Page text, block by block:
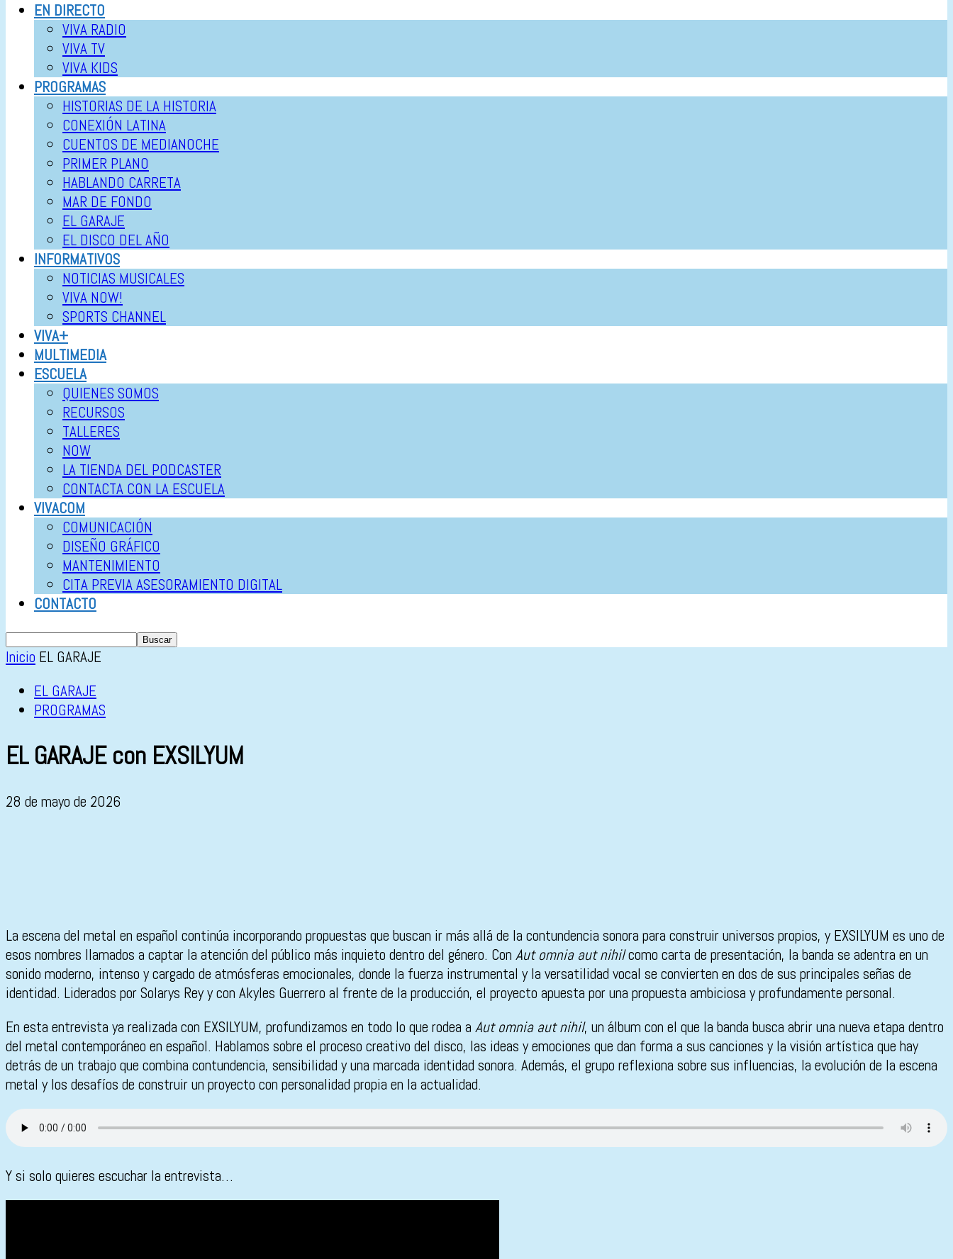
EN DIRECTO
VIVA RADIO
VIVA TV
VIVA KIDS
PROGRAMAS
HISTORIAS DE LA HISTORIA
CONEXIÓN LATINA
CUENTOS DE MEDIANOCHE
PRIMER PLANO
HABLANDO CARRETA
MAR DE FONDO
EL GARAJE
EL DISCO DEL AÑO
INFORMATIVOS
NOTICIAS MUSICALES
VIVA NOW!
SPORTS CHANNEL
VIVA+
MULTIMEDIA
ESCUELA
QUIENES SOMOS
RECURSOS
TALLERES
NOW
LA TIENDA DEL PODCASTER
CONTACTA CON LA ESCUELA
VIVACOM
COMUNICACIÓN
DISEÑO GRÁFICO
MANTENIMIENTO
CITA PREVIA ASESORAMIENTO DIGITAL
CONTACTO
Inicio EL GARAJE
EL GARAJE
PROGRAMAS
EL GARAJE con EXSILYUM
28 de mayo de 2026
La escena del metal en español continúa incorporando propuestas que buscan ir más allá de la contundencia sonora para construir universos propios, y EXSILYUM es uno de
esos nombres llamados a captar la atención del público más inquieto dentro del género. Con Aut omnia aut nihilcomo carta de presentación, la banda se adentra en un
sonido moderno, intenso y cargado de atmósferas emocionales, donde la fuerza instrumental y la versatilidad vocal se convierten en dos de sus principales señas de
identidad. Liderados por Solarys Rey y con Akyles Guerrero al frente de la producción, el proyecto apuesta por una propuesta ambiciosa y profundamente personal.
En esta entrevista ya realizada con EXSILYUM, profundizamos en todo lo que rodea a Aut omnia aut nihil, un álbum con el que la banda busca abrir una nueva etapa dentro
del metal contemporáneo en español. Hablamos sobre el proceso creativo del disco, las ideas y emociones que dan forma a sus canciones y la visión artística que hay
detrás de un trabajo que combina contundencia, sensibilidad y una marcada identidad sonora. Además, el grupo reflexiona sobre sus influencias, la evolución de la escena
metal y los desafíos de construir un proyecto con personalidad propia en la actualidad.
Y si solo quieres escuchar la entrevista…